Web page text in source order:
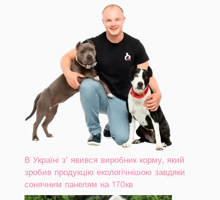
В Україні зʼявився виробник корму, який
зробив продукцію екологічнішою завдяки
сонячним панелям на 170кв